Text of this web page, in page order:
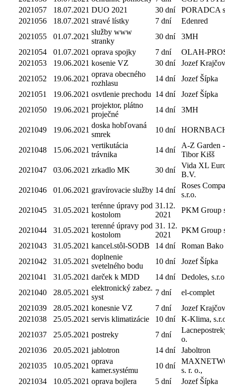
2021057
18.07.2021 DUO 2021 30 dní
PORADCA
2021056
18.07.2021 stravé lístky 7 dní
Edenred
2021055
01.07.2021
služby www
stranky
30 dní
3MH
2021054
01.07.2021 oprava spojky 7 dní
OLAH-
2021053
19.06.2021 kosenie VZ 30 dní
Jozef
2021052
19.06.2021
oprava obecného
rozhlasu
14 dní
Jozef Šípka
2021051
19.06.2021 osvtlenie prechodu 14 dní
Jozef Šípka
2021050
19.06.2021
projektor, plátno
proječné
14 dní 3MH
2021049 19.06.2021
doska hobľovaná
smrek
10 dní
2021048 15.06.2021
vertikutácia
trávnika
14 dní
A-Z Garden -
Tibor Kišš
2021047
03.06.2021 zrkadlo MK 30 dní
Vida XL
B.V.
2021046
01.06.2021 gravírovacie služby 14 dní
Roses
s.r.o.
2021045
31.05.2021
terénne úpravy pod
kostolom
31.12.
2021
PKM Group
2021044 31.05.2021
terenné úpravy pod
kostolom
31. 12.
2021
PKM Group
2021043
31.05.2021 kancel.stôl-SODB 14 dní
Roman Bako
2021042
31.05.2021
doplnenie
svetelného bodu
10 dní
Jozef Šípka
2021041
31.05.2021 darček k MDD 14 dní
Dedoles,
2021040
28.05.2021
elektronický zabez.
syst
7 dní
el-complet
2021039
28.05.2021 konesnie VZ 7 dní
Jozef
2021038
25.05.2021 servis klimatizácie 10 dní
K-Klima,
2021037
25.05.2021 postreky 7 dní
o.
2021036
20.05.2021 jablotron 14 dní
Jaboltron
2021035
10.05.2021
oprava
kamer.systému
10 dní
s. r. o.,
2021034
10.05.2021 oprava bojlera 5 dní Jozef Šípka